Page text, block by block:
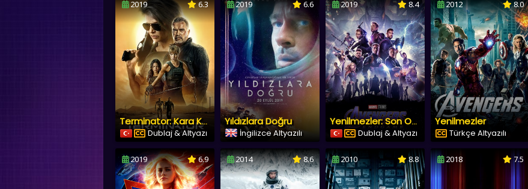
2019 6.3
Terminator: Kara Kader
Dublaj & Altyazı
2019 6.6
Yıldızlara Doğru
İngilizce Altyazılı
2019 8.4
Yenilmezler: Son Oyun
Dublaj & Altyazı
2012 8.0
Yenilmezler
Türkçe Altyazılı
2019 6.9 2014 8.6 2010 8.8 2018 7.5